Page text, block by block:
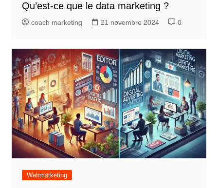
Qu’est-ce que le data marketing ?
coach marketing 21 novembre 2024 0
Webmarketing